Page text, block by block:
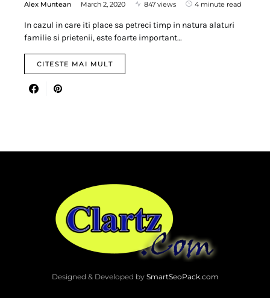
Alex Muntean March 2, 2020 847 views 4 minute read
In cazul in care iti place sa petreci timp in natura alaturi
familie si prietenii, este foarte important…
CITESTE MAI MULT
Designed & Developed by SmartSeoPack.com